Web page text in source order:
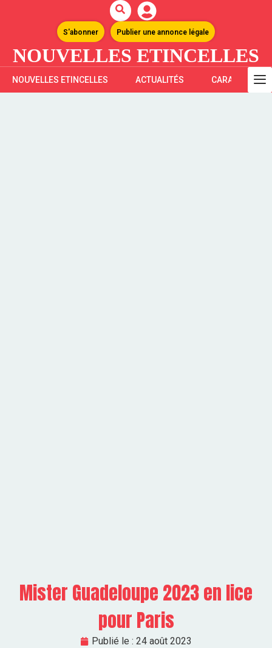
S'abonner Publier une annonce légale
NOUVELLES ETINCELLES
NOUVELLES ETINCELLES ACTUALITÉS CARAÏBES
Mister Guadeloupe 2023 en lice
pour Paris
Publié le : 24 août 2023